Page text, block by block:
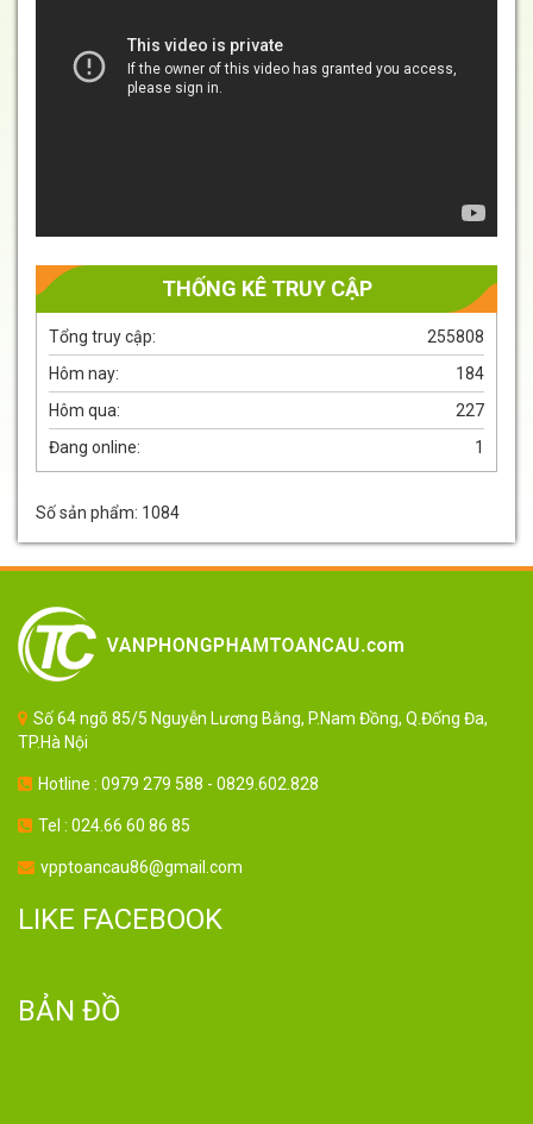
THỐNG KÊ TRUY CẬP
255808
Tổng truy cập:
184
Hôm nay:
227
Hôm qua:
1
Đang online:
Số sản phẩm: 1084
Số 64 ngõ 85/5 Nguyễn Lương Bằng, P.Nam Đồng, Q.Đống Đa,
TP.Hà Nội
Hotline : 0979 279 588 - 0829.602.828
Tel : 024.66 60 86 85
vpptoancau86@gmail.com
LIKE FACEBOOK
BẢN ĐỒ